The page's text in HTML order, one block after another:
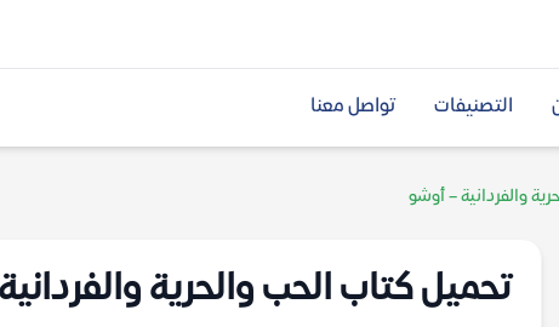
التصنيفات تواصل معنا
والفردانية – أوشو
تحميل كتاب الحب والحرية